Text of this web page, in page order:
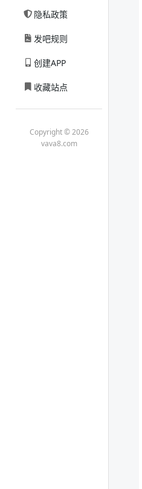
隐私政策
发吧规则
创建APP
收藏站点
Copyright © 2026
vava8.com